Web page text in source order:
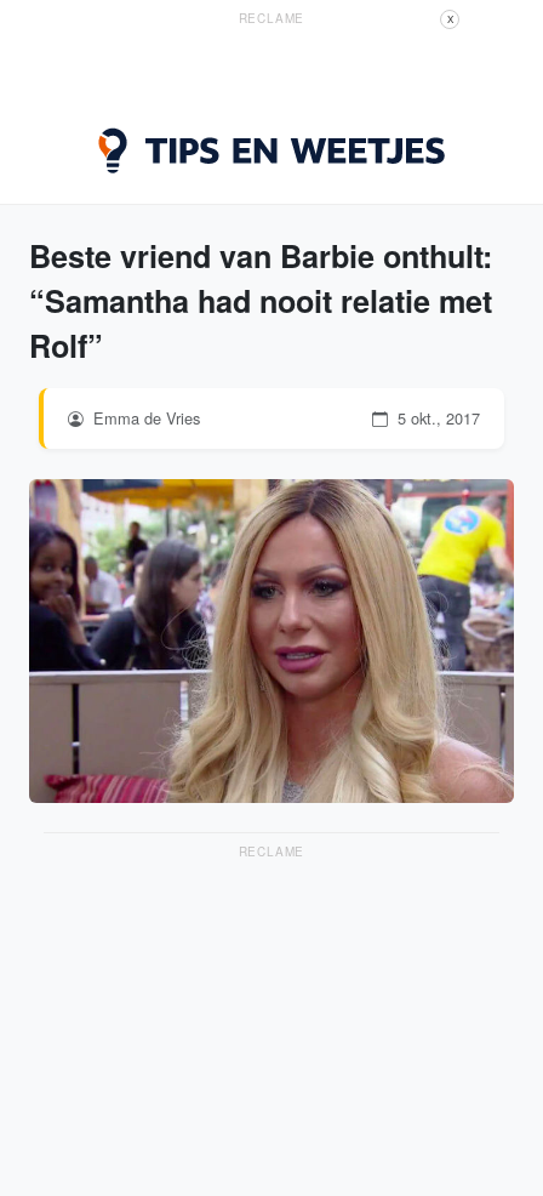
RECLAME X
Beste vriend van Barbie onthult:
“Samantha had nooit relatie met
Rolf”
Emma de Vries 5 okt., 2017
RECLAME